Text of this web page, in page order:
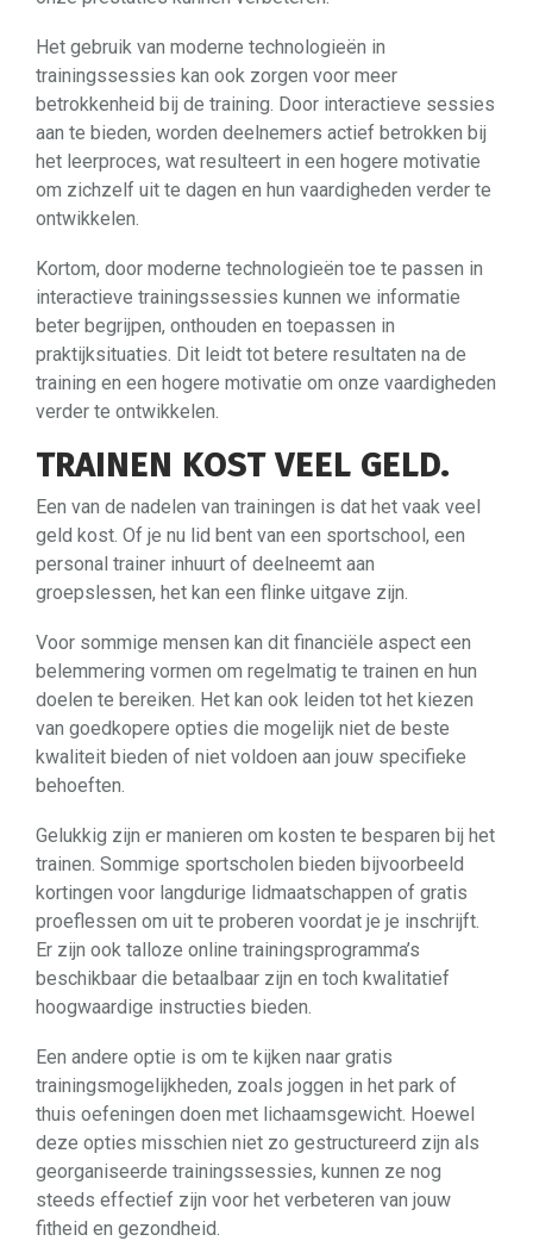
Het gebruik van moderne technologieën in
trainingssessies kan ook zorgen voor meer
betrokkenheid bij de training. Door interactieve sessies
aan te bieden, worden deelnemers actief betrokken bij
het leerproces, wat resulteert in een hogere motivatie
om zichzelf uit te dagen en hun vaardigheden verder te
ontwikkelen.
Kortom, door moderne technologieën toe te passen in
interactieve trainingssessies kunnen we informatie
beter begrijpen, onthouden en toepassen in
praktijksituaties. Dit leidt tot betere resultaten na de
training en een hogere motivatie om onze vaardigheden
verder te ontwikkelen.
TRAINEN KOST VEEL GELD.
Een van de nadelen van trainingen is dat het vaak veel
geld kost. Of je nu lid bent van een sportschool, een
personal trainer inhuurt of deelneemt aan
groepslessen, het kan een flinke uitgave zijn.
Voor sommige mensen kan dit financiële aspect een
belemmering vormen om regelmatig te trainen en hun
doelen te bereiken. Het kan ook leiden tot het kiezen
van goedkopere opties die mogelijk niet de beste
kwaliteit bieden of niet voldoen aan jouw specifieke
behoeften.
Gelukkig zijn er manieren om kosten te besparen bij het
trainen. Sommige sportscholen bieden bijvoorbeeld
kortingen voor langdurige lidmaatschappen of gratis
proeflessen om uit te proberen voordat je je inschrijft.
Er zijn ook talloze online trainingsprogramma’s
beschikbaar die betaalbaar zijn en toch kwalitatief
hoogwaardige instructies bieden.
Een andere optie is om te kijken naar gratis
trainingsmogelijkheden, zoals joggen in het park of
thuis oefeningen doen met lichaamsgewicht. Hoewel
deze opties misschien niet zo gestructureerd zijn als
georganiseerde trainingssessies, kunnen ze nog
steeds effectief zijn voor het verbeteren van jouw
fitheid en gezondheid.